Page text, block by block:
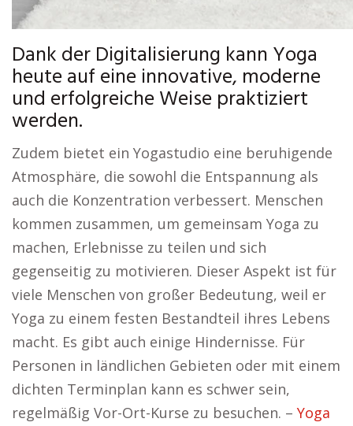
Dank der Digitalisierung kann Yoga
heute auf eine innovative, moderne
und erfolgreiche Weise praktiziert
werden.
Zudem bietet ein Yogastudio eine beruhigende
Atmosphäre, die sowohl die Entspannung als
auch die Konzentration verbessert. Menschen
kommen zusammen, um gemeinsam Yoga zu
machen, Erlebnisse zu teilen und sich
gegenseitig zu motivieren. Dieser Aspekt ist für
viele Menschen von großer Bedeutung, weil er
Yoga zu einem festen Bestandteil ihres Lebens
macht. Es gibt auch einige Hindernisse. Für
Personen in ländlichen Gebieten oder mit einem
dichten Terminplan kann es schwer sein,
regelmäßig Vor-Ort-Kurse zu besuchen. – Yoga